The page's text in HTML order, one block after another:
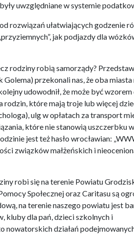
uwzględniane w systemie
rozwiązań ułatwiających godzenie
jak podjazdy dla
rodziny robią samorządy?
przekonali nas, że oba miasta
udowodnił, że może być wzorem
rodzin, które mają troje lub więcej
ulg w opłatach za transport
które nie stanowią uszczerbku w
jest też hasło wrocławian:
związków małżeńskich i
robi się na terenie Powiatu
Społecznej oraz Caritasu są
na terenie naszego powiatu jest
kluby dla pań, dzieci szkolnych i
nowatorskich działań